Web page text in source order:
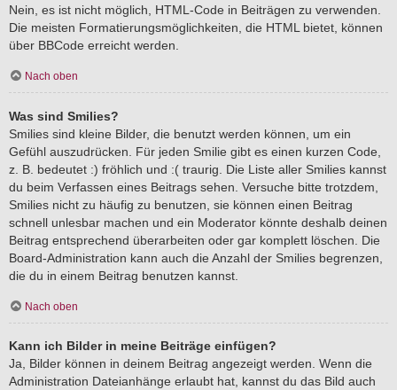
Nein, es ist nicht möglich, HTML-Code in Beiträgen zu verwenden.
Die meisten Formatierungsmöglichkeiten, die HTML bietet, können
über BBCode erreicht werden.
Nach oben
Was sind Smilies?
Smilies sind kleine Bilder, die benutzt werden können, um ein
Gefühl auszudrücken. Für jeden Smilie gibt es einen kurzen Code,
z. B. bedeutet :) fröhlich und :( traurig. Die Liste aller Smilies kannst
du beim Verfassen eines Beitrags sehen. Versuche bitte trotzdem,
Smilies nicht zu häufig zu benutzen, sie können einen Beitrag
schnell unlesbar machen und ein Moderator könnte deshalb deinen
Beitrag entsprechend überarbeiten oder gar komplett löschen. Die
Board-Administration kann auch die Anzahl der Smilies begrenzen,
die du in einem Beitrag benutzen kannst.
Nach oben
Kann ich Bilder in meine Beiträge einfügen?
Ja, Bilder können in deinem Beitrag angezeigt werden. Wenn die
Administration Dateianhänge erlaubt hat, kannst du das Bild auch